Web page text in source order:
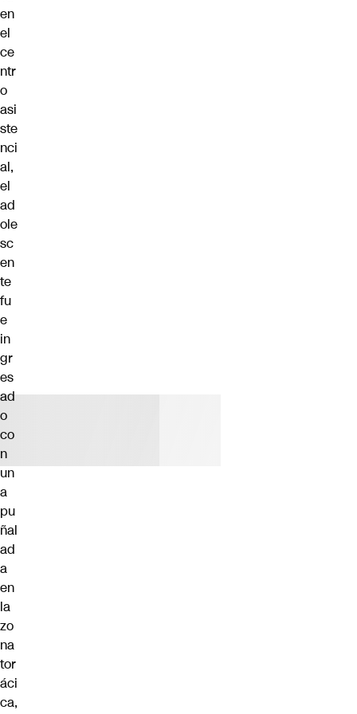
en
el
ce
ntr
o
asi
ste
nci
al,
el
ad
ole
sc
en
te
fu
e
in
gr
es
ad
o
co
n
un
a
pu
ñal
ad
a
en
la
zo
na
tor
áci
ca,